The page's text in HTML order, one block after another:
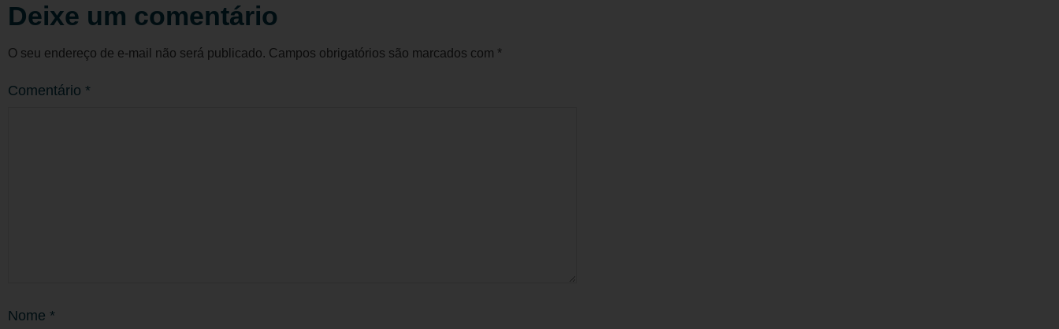
Deixe um comentário
O seu endereço de e-mail não será publicado. Campos obrigatórios são marcados com *
Comentário *
Nome *